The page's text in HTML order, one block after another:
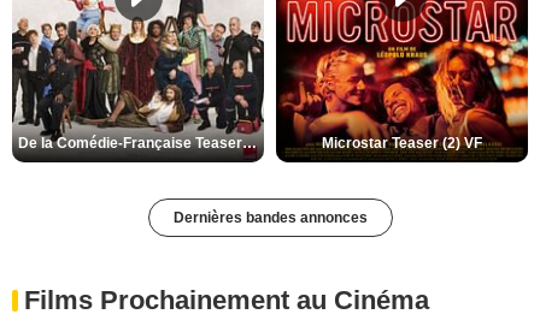
De la Comédie-Française Teaser (3) VF Microstar Teaser (2) VF
Dernières bandes annonces
Films Prochainement au Cinéma